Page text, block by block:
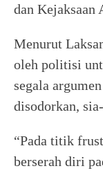
dan Kejaksaan
Menurut
oleh politisi
segala
disodorkan,
“Pada titik
berserah diri